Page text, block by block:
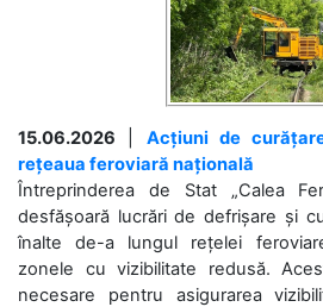
15.06.2026
Acțiuni de
rețeaua feroviară națională
Întreprinderea de Stat „Calea
desfășoară lucrări de defrișare și
înalte de-a lungul rețelei
zonele cu vizibilitate redusă.
necesare pentru asigurarea